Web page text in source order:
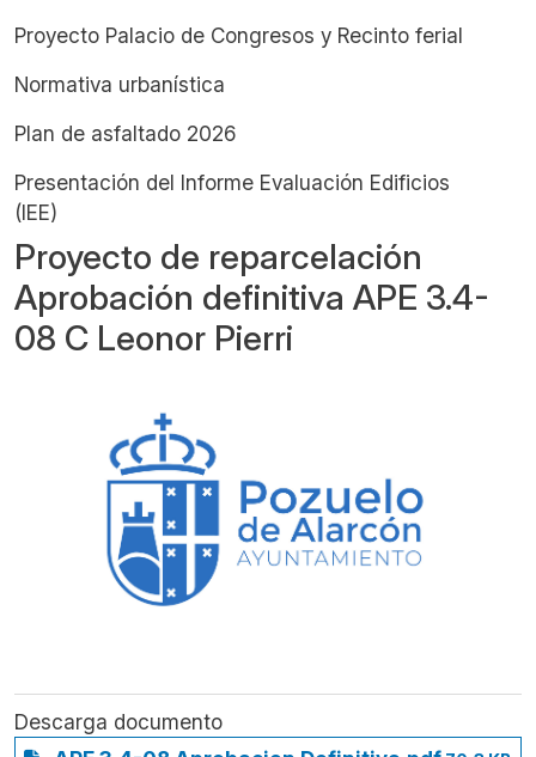
Proyecto Palacio de Congresos y Recinto ferial
Normativa urbanística
Plan de asfaltado 2026
Presentación del Informe Evaluación Edificios
(IEE)
Proyecto de reparcelación
Aprobación definitiva APE 3.4-
08 C Leonor Pierri
Descarga documento